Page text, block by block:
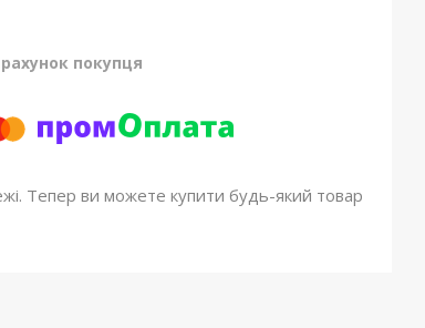
покупця
Тепер ви можете купити будь-який товар